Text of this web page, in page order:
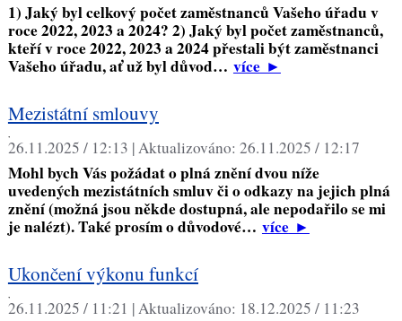
1) Jaký byl celkový počet zaměstnanců Vašeho úřadu v
roce 2022, 2023 a 2024? 2) Jaký byl počet zaměstnanců,
kteří v roce 2022, 2023 a 2024 přestali být zaměstnanci
Vašeho úřadu, ať už byl důvod… více►
Mezistátní smlouvy
,
26.11.2025 / 12:13 |Aktualizováno: 26.11.2025 / 12:17
Mohl bych Vás požádat o plná znění dvou níže
uvedených mezistátních smluv či o odkazy na jejich plná
znění (možná jsou někde dostupná, ale nepodařilo se mi
je nalézt). Také prosím o důvodové… více►
Ukončení výkonu funkcí
,
26.11.2025 / 11:21 |Aktualizováno: 18.12.2025 / 11:23